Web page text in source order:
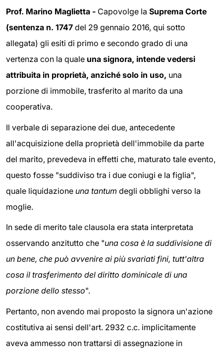
Prof. Marino Maglietta - Capovolge la Suprema Corte
(sentenza n. 1747 del 29 gennaio 2016, qui sotto
allegata) gli esiti di primo e secondo grado di una
vertenza con la quale una signora, intende vedersi
attribuita in proprietà, anziché solo in uso, una
porzione di immobile, trasferito al marito da una
cooperativa.
Il verbale di separazione dei due, antecedente
all'acquisizione della proprietà dell'immobile da parte
del marito, prevedeva in effetti che, maturato tale evento,
questo fosse "suddiviso tra i due coniugi e la figlia",
quale liquidazione una tantum degli obblighi verso la
moglie.
In sede di merito tale clausola era stata interpretata
osservando anzitutto che "una cosa è la suddivisione di
un bene, che può avvenire ai più svariati fini, tutt'altra
cosa il trasferimento del diritto dominicale di una
porzione dello stesso".
Pertanto, non avendo mai proposto la signora un'azione
costitutiva ai sensi dell'art. 2932 c.c. implicitamente
aveva ammesso non trattarsi di assegnazione in